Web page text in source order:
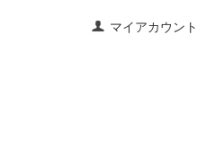
マイアカウント